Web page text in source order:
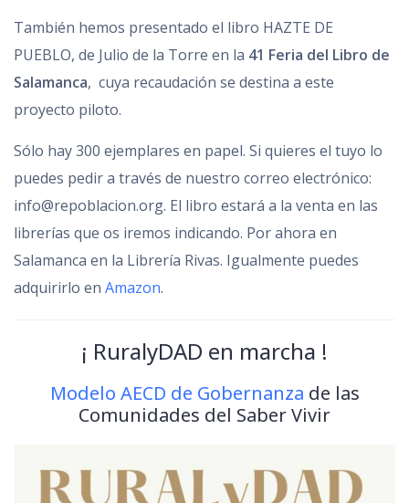
También hemos presentado el libro HAZTE DE
PUEBLO, de Julio de la Torre en la 41 Feria del Libro de
Salamanca, cuya recaudación se destina a este
proyecto piloto.
Sólo hay 300 ejemplares en papel. Si quieres el tuyo lo
puedes pedir a través de nuestro correo electrónico:
info@repoblacion.org. El libro estará a la venta en las
librerías que os iremos indicando. Por ahora en
Salamanca en la Librería Rivas. Igualmente puedes
adquirirlo en Amazon.
¡ RuralyDAD en marcha !
Modelo AECD de Gobernanza de las
Comunidades del Saber Vivir